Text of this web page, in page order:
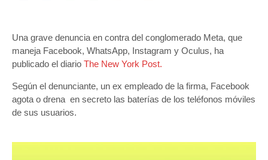
Una grave denuncia en contra del conglomerado Meta, que
maneja Facebook, WhatsApp, Instagram y Oculus, ha
publicado el diario The New York Post.
Según el denunciante, un ex empleado de la firma, Facebook
agota o drena en secreto las baterías de los teléfonos móviles
de sus usuarios.